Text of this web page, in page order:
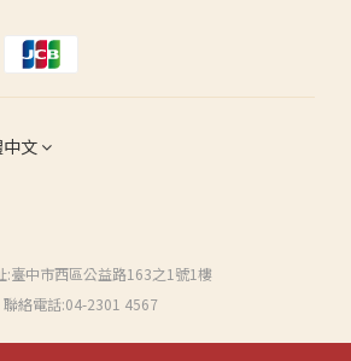
文
:臺中市西區公益路163之1號1樓
聯絡電話:04-2301 4567